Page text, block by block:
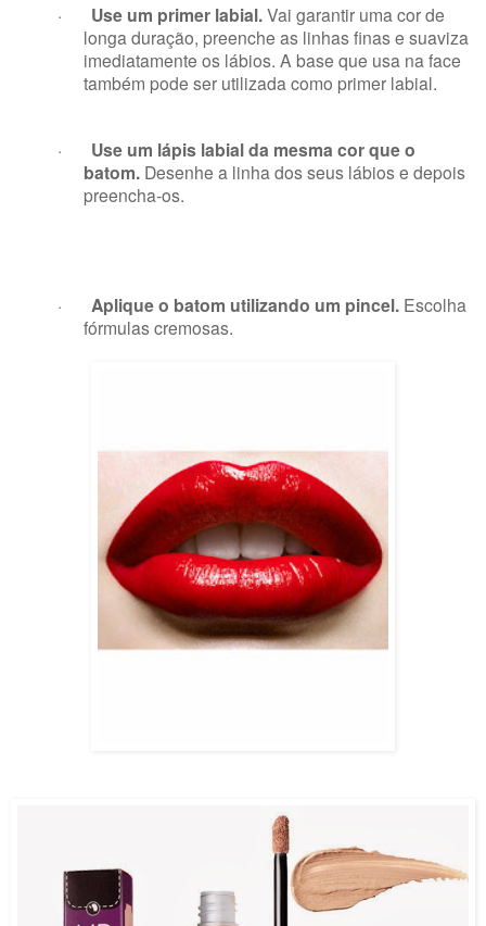
· Use um primer labial.Vai garantir uma cor de
longa duração, preenche as linhas finas e suaviza
imediatamente os lábios. A base que usa na face
também pode ser utilizada como primer labial.
·
Use um lápis labial da mesma cor que o
batom.Desenhe a linha dos seus lábios e depois
preencha-os.
· Aplique o batom utilizando um pincel.Escolha
fórmulas cremosas.